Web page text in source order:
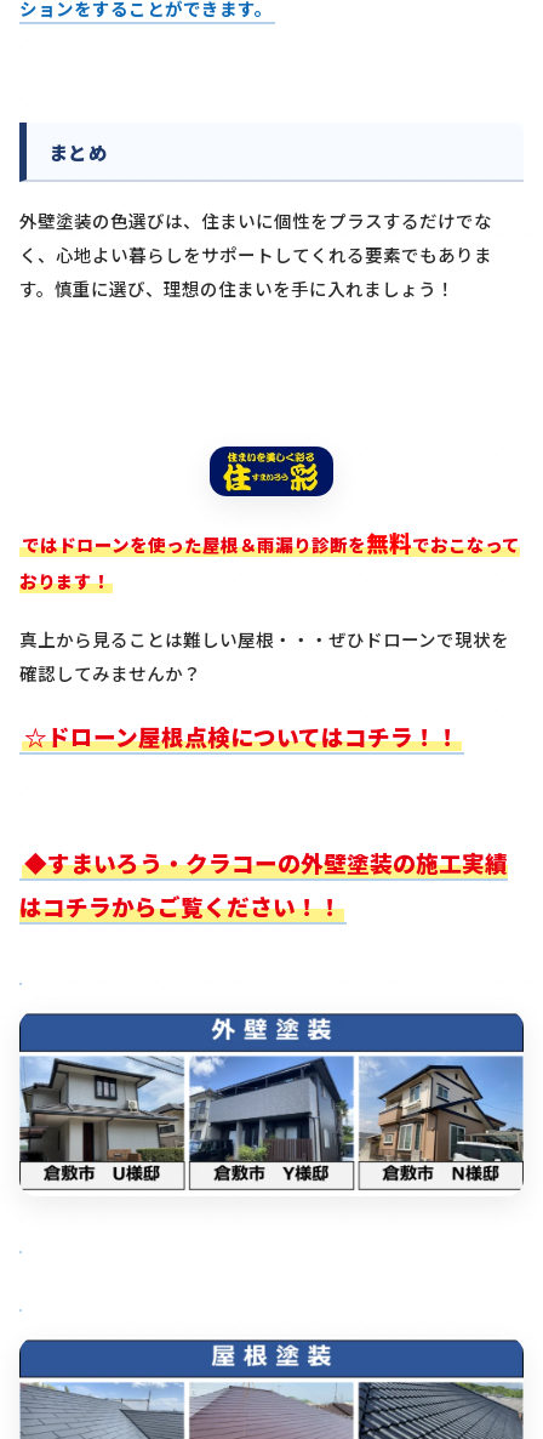
ションをすることができます。
まとめ
外壁塗装の色選びは、住まいに個性をプラスするだけでな
く、心地よい暮らしをサポートしてくれる要素でもありま
す。慎重に選び、理想の住まいを手に入れましょう！
ではドローンを使った屋根＆雨漏り診断を無料でおこなって
おります！
真上から見ることは難しい屋根・・・ぜひドローンで現状を
確認してみませんか？
☆ドローン屋根点検についてはコチラ！！
◆すまいろう・クラコーの外壁塗装の施工実績
はコチラからご覧ください！！